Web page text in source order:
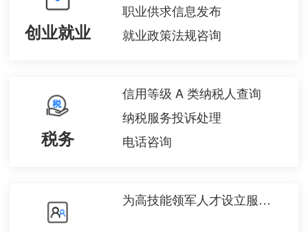
创业就业
职业供求信息发布
就业政策法规咨询
税务
信用等级 A 类纳税人查询
纳税服务投诉处理
电话咨询
为高技能领军人才设立服务窗口、提出相关服务申请